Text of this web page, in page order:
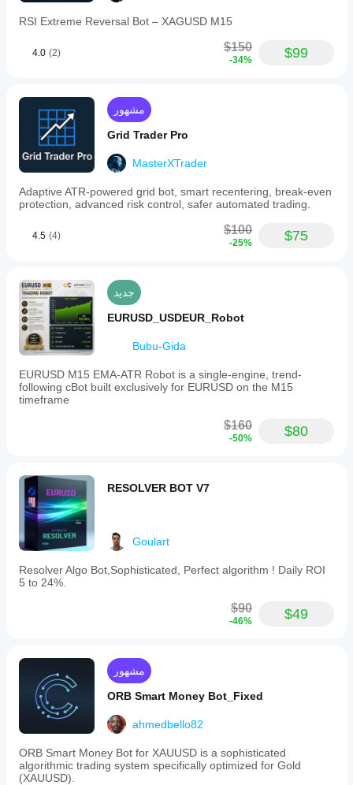
RSI Extreme Reversal Bot – XAGUSD M15
4.0 (2) $150
-34% $99
مشهور
Grid Trader Pro
MasterXTrader
Adaptive ATR-powered grid bot, smart recentering, break-even
protection, advanced risk control, safer automated trading.
4.5 (4) $100
-25% $75
جديد
EURUSD_USDEUR_Robot
Bubu-Gida
EURUSD M15 EMA-ATR Robot is a single-engine, trend-
following cBot built exclusively for EURUSD on the M15
timeframe
$160
-50% $80
RESOLVER BOT V7
Goulart
Resolver Algo Bot,Sophisticated, Perfect algorithm ! Daily ROI
5 to 24%.
$90
-46% $49
مشهور
ORB Smart Money Bot_Fixed
ahmedbello82
ORB Smart Money Bot for XAUUSD is a sophisticated
algorithmic trading system specifically optimized for Gold
(XAUUSD).